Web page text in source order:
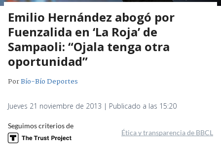
Emilio Hernández abogó por
Fuenzalida en ‘La Roja’ de
Sampaoli: “Ojala tenga otra
oportunidad”
PorBío-Bío Deportes
Jueves 21 noviembre de 2013 | Publicado a las 15:20
Seguimos criterios de
Ética y transparencia de BBCL